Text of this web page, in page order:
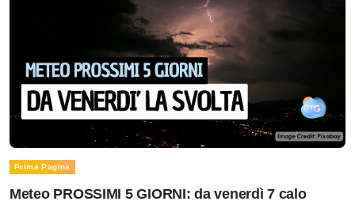
Prima Pagina
Meteo PROSSIMI 5 GIORNI: da venerdì 7 calo